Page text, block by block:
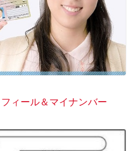
ィール＆マイナンバー